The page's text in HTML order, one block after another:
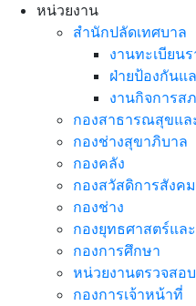
หน่วยงาน
สำนักปลัดเทศบาล
งานทะเบียน
ฝ่ายป้องกันแ
งานกิจการส
กองสาธารณสุขแล
กองช่างสุขาภิบาล
กองคลัง
กองสวัสดิการสังคม
กองช่าง
กองยุทธศาสตร์แล
กองการศึกษา
หน่วยงานตรวจสอ
กองการเจ้าหน้าที่